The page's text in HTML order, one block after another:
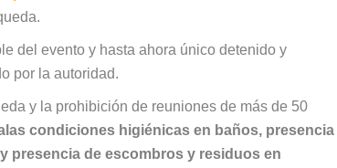
del evento y hasta ahora único detenido y
por la autoridad.
y la prohibición de reuniones de más de 50
condiciones higiénicas en baños, presencia
presencia de escombros y residuos en